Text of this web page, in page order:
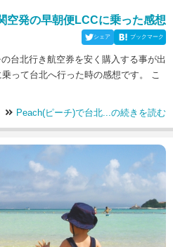
空発の早朝便LCCに乗った感想
シェア ブックマーク
台北行き航空券を安く購入する事が出
って台北へ行った時の感想です。 こ
Peach(ピーチ)で台北...の続きを読む